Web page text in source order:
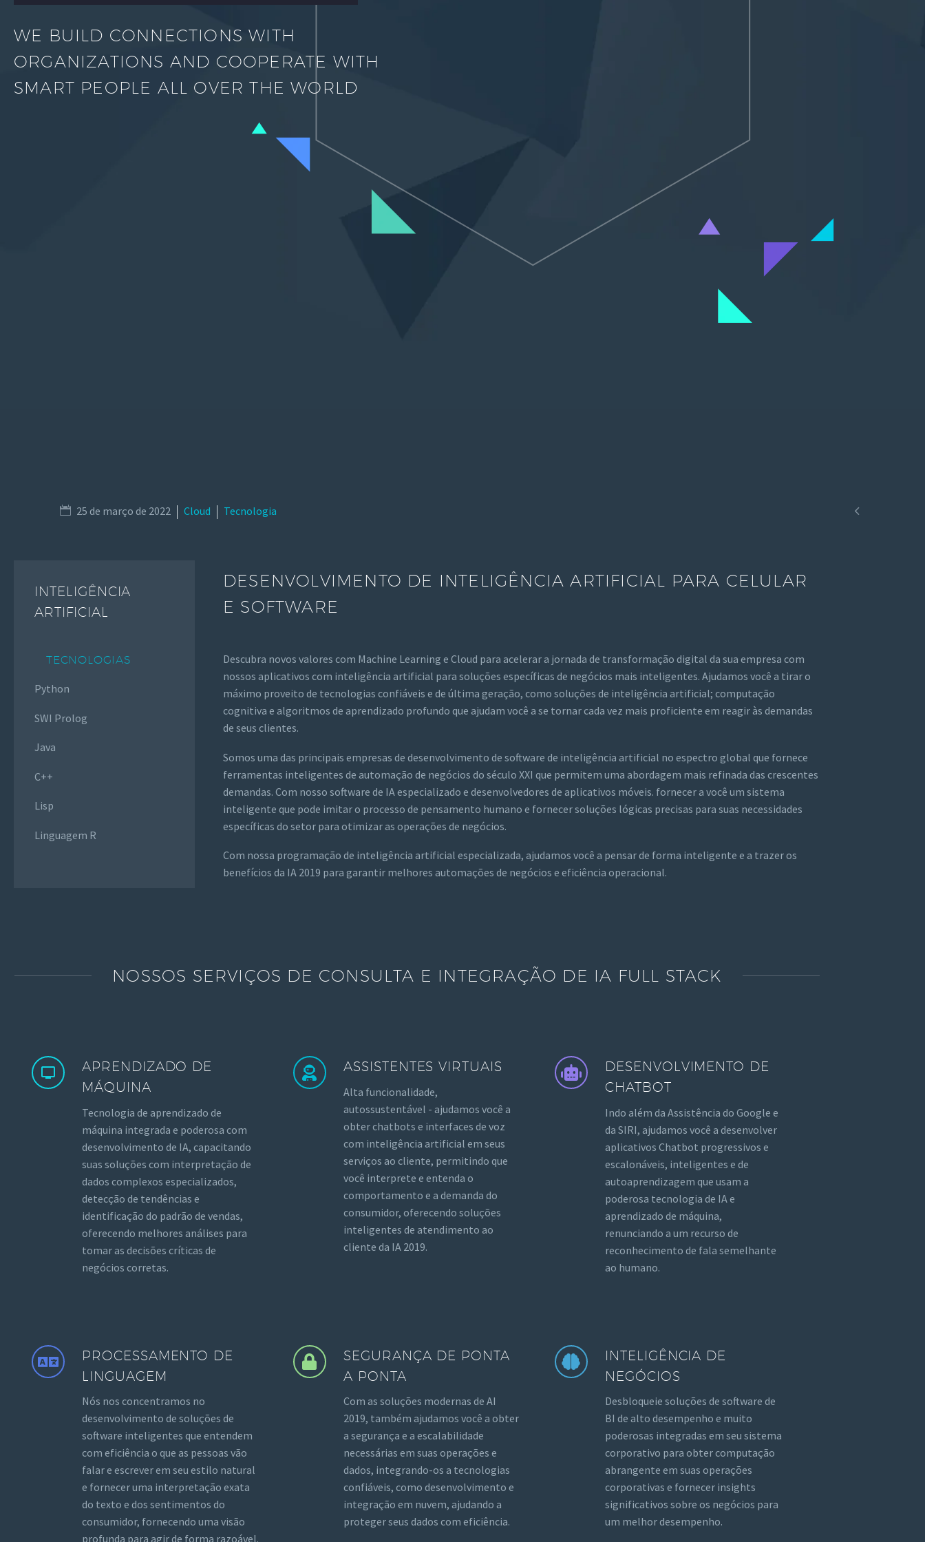
WE BUILD CONNECTIONS WITH
ORGANIZATIONS AND COOPERATE WITH
SMART PEOPLE ALL OVER THE WORLD

25 de março de 2022 Cloud Tecnologia
INTELIGÊNCIA
ARTIFICIAL
TECNOLOGIAS
Python
SWI Prolog
Java
C++
Lisp
Linguagem R
DESENVOLVIMENTO DE INTELIGÊNCIA ARTIFICIAL PARA CELULAR
E SOFTWARE
Descubra novos valores com Machine Learning e Cloud para acelerar a jornada de transformação digital da sua empresa com
nossos aplicativos com inteligência artificial para soluções específicas de negócios mais inteligentes. Ajudamos você a tirar o
máximo proveito de tecnologias confiáveis ​​e de última geração, como soluções de inteligência artificial; computação
cognitiva e algoritmos de aprendizado profundo que ajudam você a se tornar cada vez mais proficiente em reagir às demandas
de seus clientes.
Somos uma das principais empresas de desenvolvimento de software de inteligência artificial no espectro global que fornece
ferramentas inteligentes de automação de negócios do século XXI que permitem uma abordagem mais refinada das crescentes
demandas. Com nosso software de IA especializado e desenvolvedores de aplicativos móveis. fornecer a você um sistema
inteligente que pode imitar o processo de pensamento humano e fornecer soluções lógicas precisas para suas necessidades
específicas do setor para otimizar as operações de negócios.
Com nossa programação de inteligência artificial especializada, ajudamos você a pensar de forma inteligente e a trazer os
benefícios da IA ​​2019 para garantir melhores automações de negócios e eficiência operacional.
NOSSOS SERVIÇOS DE CONSULTA E INTEGRAÇÃO DE IA FULL STACK
APRENDIZADO DE
MÁQUINA
Tecnologia de aprendizado de
máquina integrada e poderosa com
desenvolvimento de IA, capacitando
suas soluções com interpretação de
dados complexos especializados,
detecção de tendências e
identificação do padrão de vendas,
oferecendo melhores análises para
tomar as decisões críticas de
negócios corretas.
ASSISTENTES VIRTUAIS
Alta funcionalidade,
autossustentável - ajudamos você a
obter chatbots e interfaces de voz
com inteligência artificial em seus
serviços ao cliente, permitindo que
você interprete e entenda o
comportamento e a demanda do
consumidor, oferecendo soluções
inteligentes de atendimento ao
cliente da IA 2019.
DESENVOLVIMENTO DE
CHATBOT
Indo além da Assistência do Google e
da SIRI, ajudamos você a desenvolver
aplicativos Chatbot progressivos e
escalonáveis, inteligentes e de
autoaprendizagem que usam a
poderosa tecnologia de IA e
aprendizado de máquina,
renunciando a um recurso de
reconhecimento de fala semelhante
ao humano.
PROCESSAMENTO DE
LINGUAGEM
Nós nos concentramos no
desenvolvimento de soluções de
software inteligentes que entendem
com eficiência o que as pessoas vão
falar e escrever em seu estilo natural
e fornecer uma interpretação exata
do texto e dos sentimentos do
consumidor, fornecendo uma visão
profunda para agir de forma razoável.
SEGURANÇA DE PONTA
A PONTA
Com as soluções modernas de AI
2019, também ajudamos você a obter
a segurança e a escalabilidade
necessárias em suas operações e
dados, integrando-os a tecnologias
confiáveis, como desenvolvimento e
integração em nuvem, ajudando a
proteger seus dados com eficiência.
INTELIGÊNCIA DE
NEGÓCIOS
Desbloqueie soluções de software de
BI de alto desempenho e muito
poderosas integradas em seu sistema
corporativo para obter computação
abrangente em suas operações
corporativas e fornecer insights
significativos sobre os negócios para
um melhor desempenho.